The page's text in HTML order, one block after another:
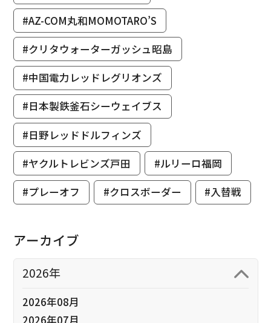
#AZ-COM丸和MOMOTARO’S
#クリタウォーターガッシュ昭島
#中国電力レッドレグリオンズ
#日本製鉄釜石シーウェイブス
#日野レッドドルフィンズ
#ヤクルトレビンズ戸田
#ルリーロ福岡
#プレーオフ
#クロスボーダー #入替戦
アーカイブ
2026年
2026年08月